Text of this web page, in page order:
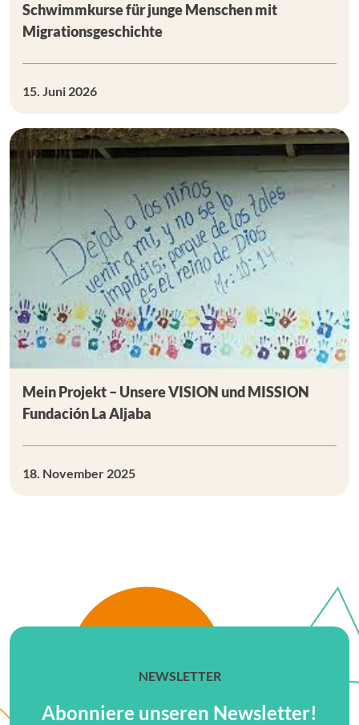
Schwimmkurse für junge Menschen mit
Migrationsgeschichte
15. Juni 2026
Mein Projekt – Unsere VISION und MISSION
Fundación La Aljaba
18. November 2025
NEWSLETTER
Abonniere unseren Newsletter!